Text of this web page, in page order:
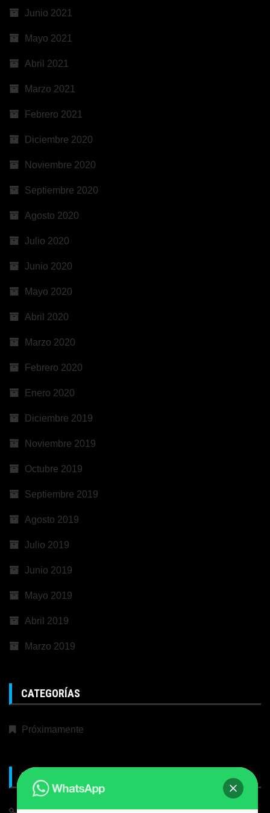
Junio 2021
Mayo 2021
Abril 2021
Marzo 2021
Febrero 2021
Diciembre 2020
Noviembre 2020
Septiembre 2020
Agosto 2020
Julio 2020
Junio 2020
Mayo 2020
Abril 2020
Marzo 2020
Febrero 2020
Enero 2020
Diciembre 2019
Noviembre 2019
Octubre 2019
Septiembre 2019
Agosto 2019
Julio 2019
Junio 2019
Mayo 2019
Abril 2019
Marzo 2019
CATEGORÍAS
Próximamente
META